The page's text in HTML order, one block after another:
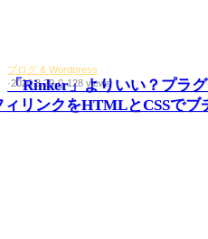
ブログ & Wordpress
·2020.8.20·0·128 views
「Rinker」よりいい？プラ
ィリンクをHTMLとCSSでブ